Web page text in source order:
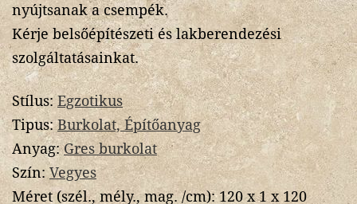
nyújtsanak a csempék.
Kérje belsőépítészeti és lakberendezési
szolgáltatásainkat.
Stílus:Egzotikus
Tipus:Burkolat, Építőanyag
Anyag:Gres burkolat
Szín: Vegyes
Méret (szél., mély., mag. /cm):120 x 1 x 120